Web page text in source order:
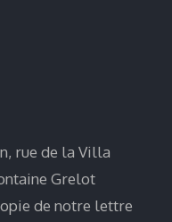
rue de la Villa
Grelot
de notre lettre